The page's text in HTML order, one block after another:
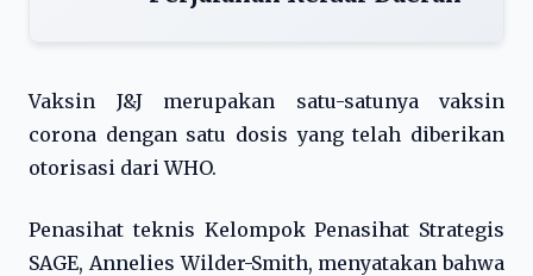
Vaksin J&J merupakan satu-satunya vaksin
corona dengan satu dosis yang telah diberikan
otorisasi dari WHO.
Penasihat teknis Kelompok Penasihat Strategis
SAGE, Annelies Wilder-Smith, menyatakan bahwa